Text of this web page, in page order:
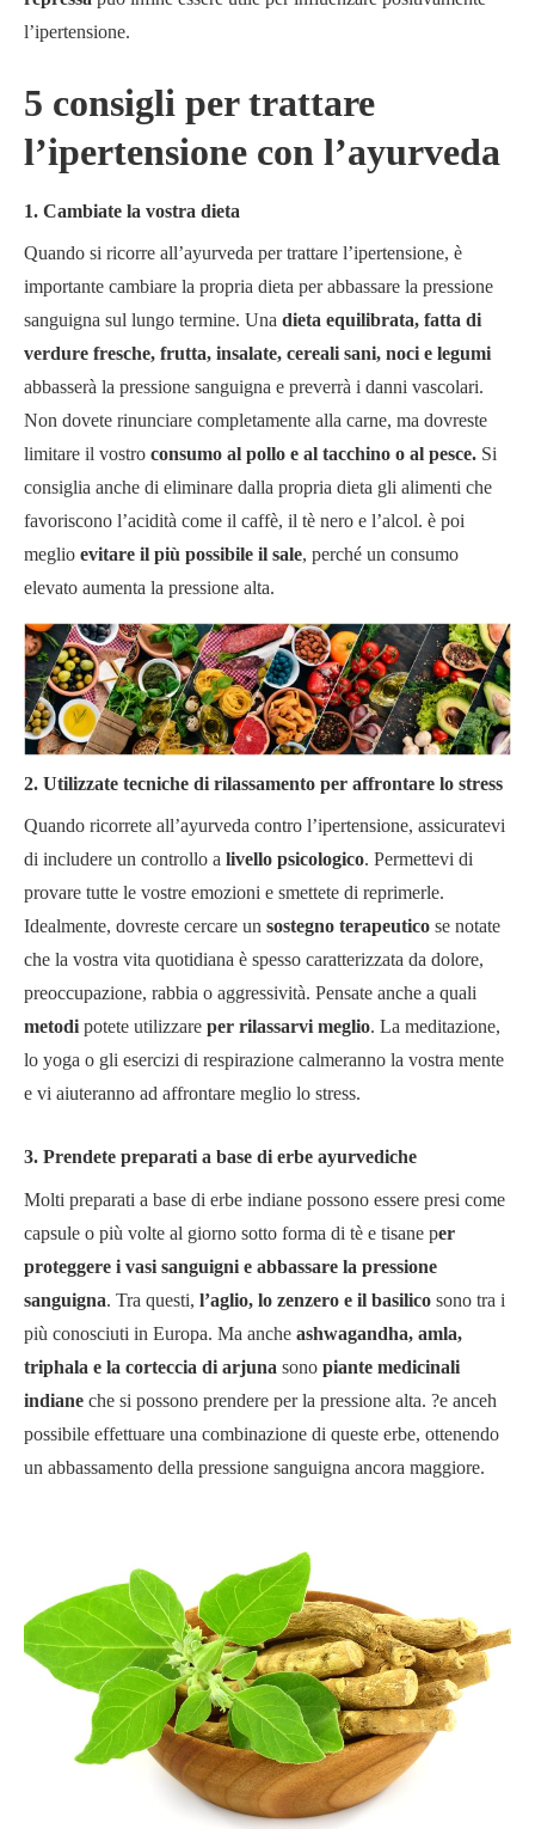
l’ipertensione.
5 consigli per trattare
l’ipertensione con l’ayurveda
1. Cambiate la vostra dieta
Quando si ricorre all’ayurveda per trattare l’ipertensione, è
importante cambiare la propria dieta per abbassare la pressione
sanguigna sul lungo termine. Una dieta equilibrata, fatta di
verdure fresche, frutta, insalate, cereali sani, noci e legumi
abbasserà la pressione sanguigna e preverrà i danni vascolari.
Non dovete rinunciare completamente alla carne, ma dovreste
limitare il vostro consumo al pollo e al tacchino o al pesce. Si
consiglia anche di eliminare dalla propria dieta gli alimenti che
favoriscono l’acidità come il caffè, il tè nero e l’alcol. è poi
meglio evitare il più possibile il sale, perché un consumo
elevato aumenta la pressione alta.
2. Utilizzate tecniche di rilassamento per affrontare lo stress
Quando ricorrete all’ayurveda contro l’ipertensione, assicuratevi
di includere un controllo a livello psicologico. Permettevi di
provare tutte le vostre emozioni e smettete di reprimerle.
Idealmente, dovreste cercare un sostegno terapeutico se notate
che la vostra vita quotidiana è spesso caratterizzata da dolore,
preoccupazione, rabbia o aggressività. Pensate anche a quali
metodi potete utilizzare per rilassarvi meglio. La meditazione,
lo yoga o gli esercizi di respirazione calmeranno la vostra mente
e vi aiuteranno ad affrontare meglio lo stress.
3. Prendete preparati a base di erbe ayurvediche
Molti preparati a base di erbe indiane possono essere presi come
capsule o più volte al giorno sotto forma di tè e tisane per
proteggere i vasi sanguigni e abbassare la pressione
sanguigna. Tra questi, l’aglio, lo zenzero e il basilico sono tra i
più conosciuti in Europa. Ma anche ashwagandha, amla,
triphala e la corteccia di arjuna sono piante medicinali
indiane che si possono prendere per la pressione alta. ?e anceh
possibile effettuare una combinazione di queste erbe, ottenendo
un abbassamento della pressione sanguigna ancora maggiore.